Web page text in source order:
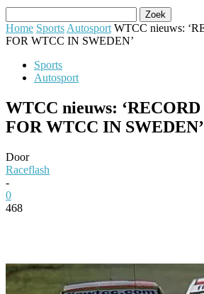
Home Sports Autosport WTCC nieuws:
FOR WTCC IN SWEDEN’
Sports
Autosport
WTCC nieuws:
FOR WTCC IN SWEDEN’
Door
Raceflash
-
0
468